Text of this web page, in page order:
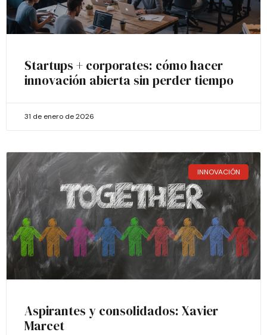
Startups + corporates: cómo hacer
innovación abierta sin perder tiempo
31 de enero de 2026
INNOVACIÓN
Aspirantes y consolidados: Xavier
Marcet